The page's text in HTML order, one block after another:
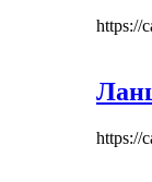
https://
https://